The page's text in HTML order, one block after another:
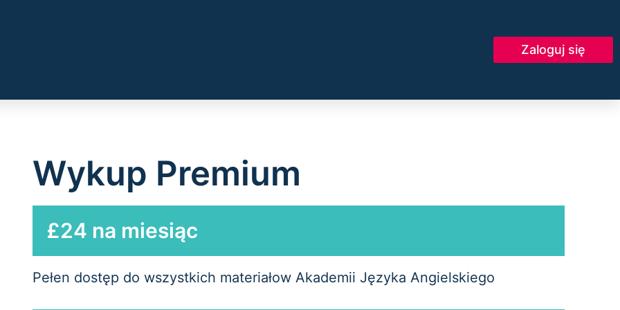
Zaloguj się
Wykup Premium
£24 na miesiąc
Pełen dostęp do wszystkich materiałow Akademii Języka Angielskiego